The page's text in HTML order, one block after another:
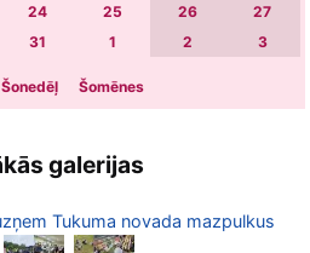
24 25 26
27
31 1 2 3
Šonedēļ Šomēnes
galerijas
Tukuma novada mazpulkus